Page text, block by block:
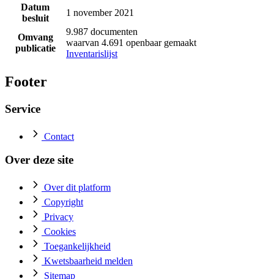
Datum
besluit
1 november 2021
Omvang
publicatie
9.987 documenten
waarvan 4.691 openbaar gemaakt
Inventarislijst
Footer
Service
Contact
Over deze site
Over dit platform
Copyright
Privacy
Cookies
Toegankelijkheid
Kwetsbaarheid melden
Sitemap